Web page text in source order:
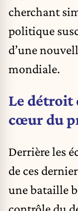
cherchant
politique
d’une
mondiale.
Le détroit
cœur du
Derrière les
de ces
une bataille